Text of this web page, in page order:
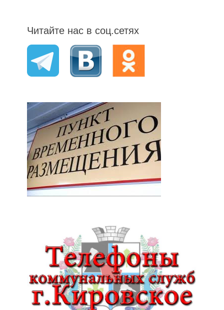
Читайте нас в соц.сетях